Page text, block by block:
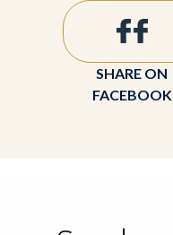
SHARE ON
FACEBOOK